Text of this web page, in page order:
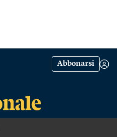
Abbonarsi